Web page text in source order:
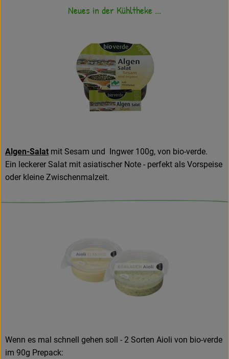
Neues in der Kühltheke ...
Algen-Salat mit Sesam und Ingwer 100g, von bio-verde.
Ein leckerer Salat mit asiatischer Note - perfekt als Vorspeise
oder kleine Zwischenmalzeit.
Wenn es mal schnell gehen soll - 2 Sorten Aioli von bio-verde
im 90g Prepack: